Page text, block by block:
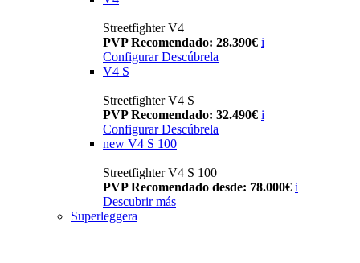
Streetfighter V4
PVP Recomendado: 28.390€ i
Configurar Descúbrela
V4 S
Streetfighter V4 S
PVP Recomendado: 32.490€ i
Configurar Descúbrela
new V4 S 100
Streetfighter V4 S 100
PVP Recomendado desde: 78.000€ i
Descubrir más
Superleggera